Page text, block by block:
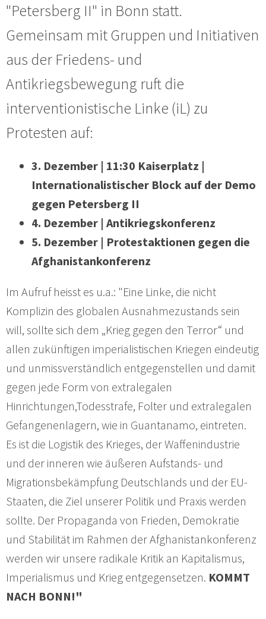
"Petersberg II" in Bonn statt.
Gemeinsam mit Gruppen und Initiativen
aus der Friedens- und
Antikriegsbewegung ruft die
interventionistische Linke (iL) zu
Protesten auf:
3. Dezember | 11:30 Kaiserplatz |
Internationalistischer Block auf der Demo
gegen Petersberg II
4. Dezember | Antikriegskonferenz
5. Dezember | Protestaktionen gegen die
Afghanistankonferenz
Im Aufruf heisst es u.a.: "Eine Linke, die nicht
Komplizin des globalen Ausnahmezustands sein
will, sollte sich dem „Krieg gegen den Terror“ und
allen zukünftigen imperialistischen Kriegen eindeutig
und unmissverständlich entgegenstellen und damit
gegen jede Form von extralegalen
Hinrichtungen,Todesstrafe, Folter und extralegalen
Gefangenenlagern, wie in Guantanamo, eintreten.
Es ist die Logistik des Krieges, der Waffenindustrie
und der inneren wie äußeren Aufstands- und
Migrationsbekämpfung Deutschlands und der EU-
Staaten, die Ziel unserer Politik und Praxis werden
sollte. Der Propaganda von Frieden, Demokratie
und Stabilität im Rahmen der Afghanistankonferenz
werden wir unsere radikale Kritik an Kapitalismus,
Imperialismus und Krieg entgegensetzen. KOMMT
NACH BONN!"